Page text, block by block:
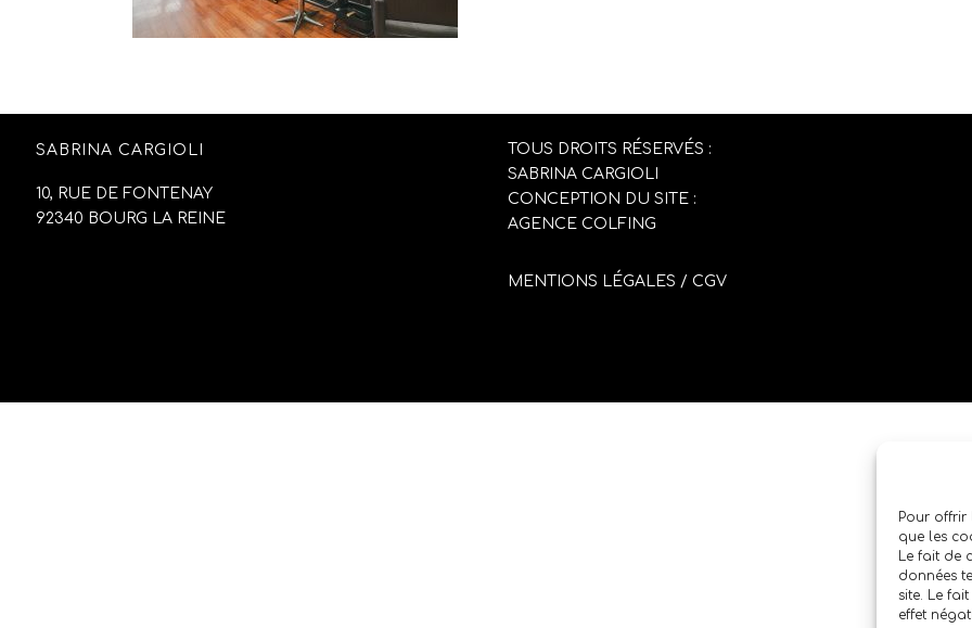
Pour offrir
que les
Le fait de
données
site. Le
effet
SABRINA CARGIOLI
10, RUE DE FONTENAY
92340 BOURG LA REINE
TOUS DROITS RÉSERVÉS :
SABRINA CARGIOLI
CONCEPTION DU SITE :
AGENCE COLFING
MENTIONS LÉGALES / CGV